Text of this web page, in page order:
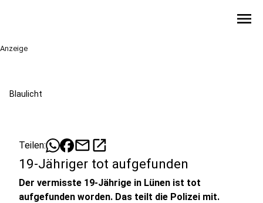
menu
Anzeige
Blaulicht
Teilen: mailopen_in_new
19-Jähriger tot aufgefunden
Der vermisste 19-Jährige in Lünen ist tot
aufgefunden worden. Das teilt die Polizei mit.